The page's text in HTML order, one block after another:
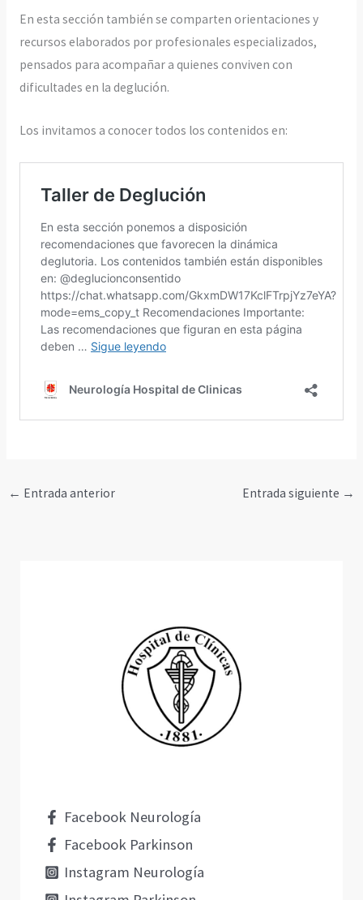
En esta sección también se comparten orientaciones y
recursos elaborados por profesionales especializados,
pensados para acompañar a quienes conviven con
dificultades en la deglución.
Los invitamos a conocer todos los contenidos en:
← Entrada anterior Entrada siguiente →
Facebook Neurología
Facebook Parkinson
Instagram Neurología